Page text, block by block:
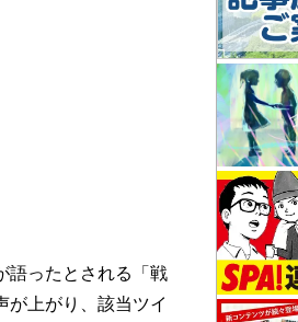
語ったとされる「戦
が上がり、該当ツイ